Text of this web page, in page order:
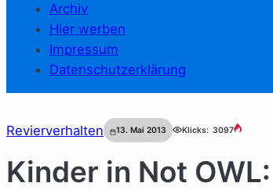
Archiv
Hier werben
Impressum
Datenschutzerklärung
Revierverhalten 13. Mai 2013 Klicks: 3097
Kinder in Not